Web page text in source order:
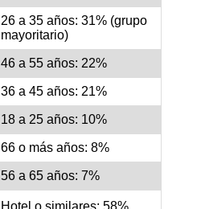
26 a 35 años: 31% (grupo
mayoritario)
46 a 55 años: 22%
36 a 45 años: 21%
18 a 25 años: 10%
66 o más años: 8%
56 a 65 años: 7%
Hotel o similares: 58%